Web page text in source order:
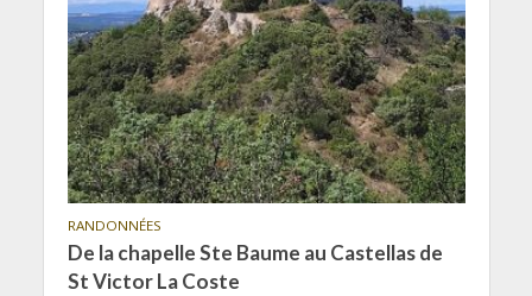
RANDONNÉES
De la chapelle Ste Baume au Castellas de
St Victor La Coste